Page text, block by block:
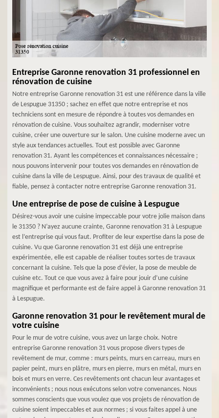
Entreprise Garonne renovation 31 professionnel en
rénovation de cuisine
Notre entreprise Garonne renovation 31 est une référence dans la ville
de Lespugue 31350 ; sachez en effet que notre entreprise et nos
techniciens sont en mesure de répondre à toutes vos demandes en
rénovation de cuisine. Vous souhaitez agrandir, moderniser votre
cuisine, créer une ouverture sur le salon. Une cuisine moderne avec un
style aux tendances actuelles. Tout est possible avec Garonne
renovation 31. Ayant les compétences et connaissances nécessaire ;
nous pouvons intervenir pour toutes vos demandes en rénovation de
cuisine dans la ville de Lespugue. Ainsi, pour des travaux de qualité et
fiable, pensez à contacter notre entreprise Garonne renovation 31.
Une entreprise de pose de cuisine à Lespugue
Désirez-vous avoir une cuisine impeccable pour votre jolie maison dans
le 31350 ? N’ayez aucune crainte, Garonne renovation 31 à Lespugue
est l’entreprise qui vous faut. Profiter de leur expertise dans la pose de
cuisine. Vu que Garonne renovation 31 est déjà une entreprise
expérimentée, elle est capable de réaliser toutes sortes de travaux
concernant la cuisine. Tels que la pose d’évier, la pose de meuble de
cuisine etc. Tout ce que vous avez à faire pour jouir d’une cuisine
magnifique et performante est de faire appel à Garonne renovation 31
à Lespugue.
Garonne renovation 31 pour le revêtement mural de
votre cuisine
Pour le mur de votre cuisine, vous avez un large choix. Notre
entreprise Garonne renovation 31 vous propose divers types de
revêtement de mur, comme : murs peints, murs en carreau, murs en
papier peint, murs en plâtre, murs en pierre, murs en métal, murs en
bois et murs en verre. Ces revêtements ont chacun leur avantages et
inconvénients ; nous nous exécutons selon votre convenances. Nous
sommes conscients que vous voulez que vos projets de rénovation de
cuisine soient impeccables et aux normes ; si vous faites appel à une